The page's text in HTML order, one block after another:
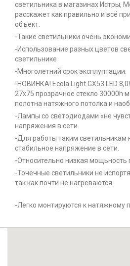
светильника в магазинах Истры,
расскажет как правильно и всё
объект.
-Такие светильники очень
-Использование разных цветов
светильнике
-Многолетний срок эксплуптации.
-НОВИНКА! Ecola Light GX53 LED
27x75 прозрачное стекло 30000h
полотна натяжного потолка и
-Лампы со светодиодами «не
напряжения в сети.
-Для работы таким светильникам
стабильное напряжение в сети.
-Относительно низкая мощьность
-Точечные светильники не
так как почти не нагреваются.
-Легко монтируются к натяжному